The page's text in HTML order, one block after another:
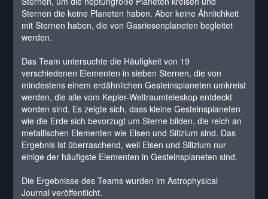
Sternen die keine Planeten haben. Aber keine Ähnlichkeit
mit Sternen haben, die von Gasriesenplaneten begleitet
werden.
Das Team untersuchte die Häufigkeit von 19
verschiedenen Elementen in sieben Sternen, die von
mindestens einem erdähnlichen Gesteinsplaneten umkreist
werden, die alle vom Kepler-Weltraumteleskop entdeckt
worden sind. Es zeigte sich, dass kleine Gesteinsplaneten
wie die Erde sich bevorzugt um Sterne bilden, die reich an
metallischen Elementen wie Eisen und Silizium sind. Das
Ergebnis ist überraschend, weil Eisen und Silizium nur
einige der häufigste Elementen in Gesteinsplaneten sind.
Die Ergebnisse des Teams wurden im Astrophysical
Journal veröffentlicht.